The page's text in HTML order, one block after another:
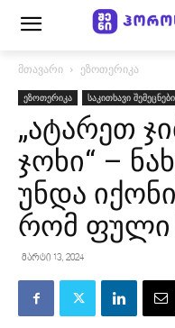
მთავარი ეზოთერიკა
ეზოთერიკა საკითხავი
„ატარეთ
ჯოხი“ –
უნდა
რომ ფული
მარტი 13, 2024